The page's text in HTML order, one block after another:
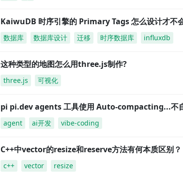
KaiwuDB 时序引擎的 Primary Tags 怎么设计才不
数据库 数据库设计 迁移 时序数据库 influxdb
这种类型的地图怎么用three.js制作?
three.js 可视化
pi pi.dev agents 工具使用 Auto-compacting...不
agent ai开发 vibe-coding
C++中vector的resize和reserve方法有何本质区别？
c++ vector resize